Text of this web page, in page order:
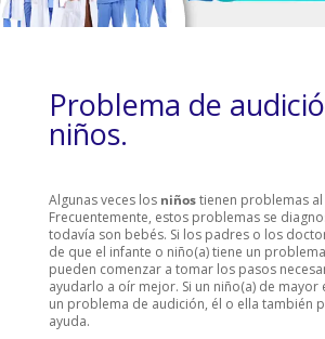
Problema de
niños.
Algunas veces losniñostienen problemas al
Frecuentemente, estos problemas se
todavía son bebés. Si los padres o los
de que el infante o niño(a) tiene un
pueden comenzar a tomar los pasos
ayudarlo a oír mejor. Si un niño(a) de
un problema de audición, él o ella también
ayuda.